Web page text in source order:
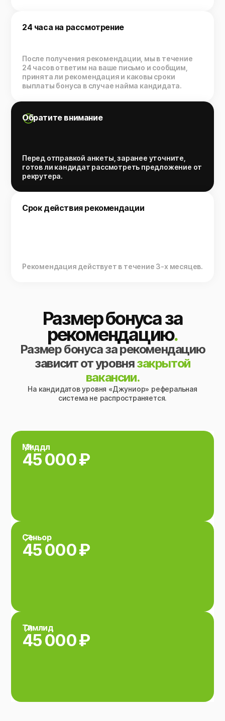
24 часа на рассмотрение
После получения рекомендации, мы в течение
24 часов ответим на ваше письмо и сообщим,
принята ли рекомендация и каковы сроки
выплаты бонуса в случае найма кандидата.
Обратите внимание
Перед отправкой анкеты, заранее уточните,
готов ли кандидат рассмотреть предложение от
рекрутера.
Срок действия рекомендации
Рекомендация действует в течение 3-х месяцев.
Размер бонуса за
рекомендацию.
Размер бонуса за рекомендацию
зависит от уровнязакрытой
вакансии.
На кандидатов уровня «Джуниор» реферальная
система не распространяется.
Миддл
45 000 ₽
Сеньор
45 000 ₽
Тимлид
45 000 ₽